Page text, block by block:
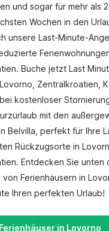
und sogar für mehr als
Wochen in den
unsere Last-Minute-
Buche jetzt Last
Zentralkroatien,
kostenloser
mit den
Belvilla, perfekt für Ihre
Rückzugsorte in
Entdecken Sie unten
Ferienhäusern in
Ihren perfekten Urlaub!
in Lovorno